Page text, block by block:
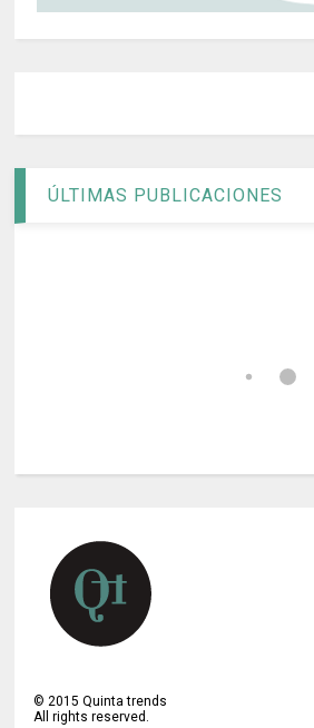
ÚLTIMAS PUBLICACIONES
©2015 Quinta trends
All rights reserved.